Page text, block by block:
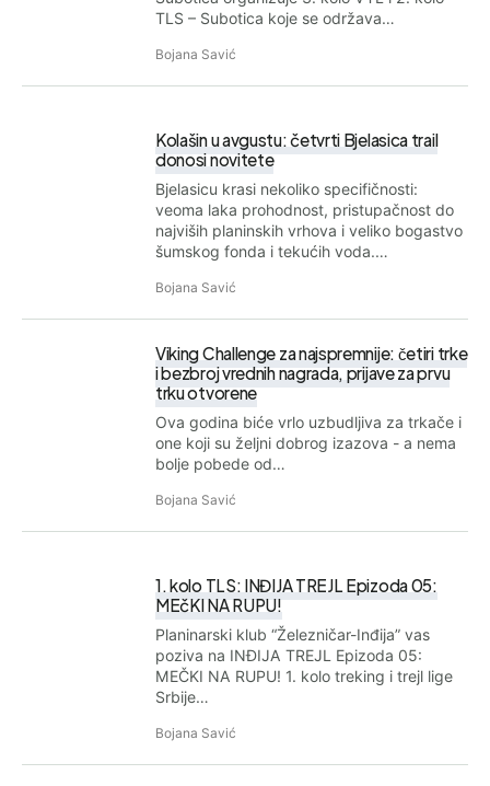
TLS – Subotica koje se održava…
Bojana Savić
Kolašin u avgustu: četvrti Bjelasica trail
donosi novitete
Bjelasicu krasi nekoliko specifičnosti:
veoma laka prohodnost, pristupačnost do
najviših planinskih vrhova i veliko bogastvo
šumskog fonda i tekućih voda.…
Bojana Savić
Viking Challenge za najspremnije: četiri trke
i bezbroj vrednih nagrada, prijave za prvu
trku otvorene
Ova godina biće vrlo uzbudljiva za trkače i
one koji su željni dobrog izazova - a nema
bolje pobede od…
Bojana Savić
1. kolo TLS: INĐIJA TREJL Epizoda 05:
MEčKI NA RUPU!
Planinarski klub “Železničar-Inđija” vas
poziva na INĐIJA TREJL Epizoda 05:
MEČKI NA RUPU! 1. kolo treking i trejl lige
Srbije…
Bojana Savić